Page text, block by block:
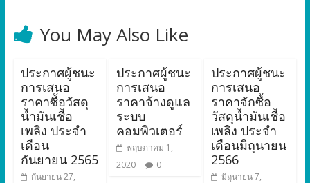
You May Also Like
ประกาศผู้ชนะ
การเสนอ
ราคาซื้อวัสดุ
น้ำมันเชื้อ
เพลิง ประจำ
เดือน
กันยายน 2565
กันยายน 27,
ประกาศผู้ชนะ
การเสนอ
ราคาจ้างดูแล
ระบบ
คอมพิวเตอร์
พฤษภาคม 1,
2020
0
ประกาศผู้ชนะ
การเสนอ
ราคาจักซื้อ
วัสดุน้ำมันเชื้อ
เพลิง ประจำ
เดือนมิถุนายน
2566
มิถุนายน 7,